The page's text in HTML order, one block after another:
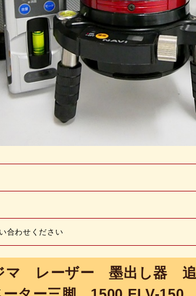
合わせください
マ レーザー 墨出し器